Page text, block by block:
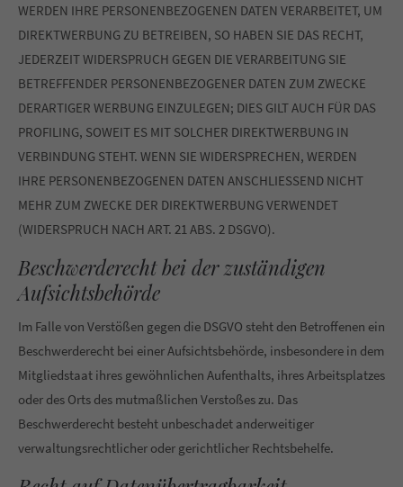
WERDEN IHRE PERSONENBEZOGENEN DATEN VERARBEITET, UM
DIREKTWERBUNG ZU BETREIBEN, SO HABEN SIE DAS RECHT,
JEDERZEIT WIDERSPRUCH GEGEN DIE VERARBEITUNG SIE
BETREFFENDER PERSONENBEZOGENER DATEN ZUM ZWECKE
DERARTIGER WERBUNG EINZULEGEN; DIES GILT AUCH FÜR DAS
PROFILING, SOWEIT ES MIT SOLCHER DIREKTWERBUNG IN
VERBINDUNG STEHT. WENN SIE WIDERSPRECHEN, WERDEN
IHRE PERSONENBEZOGENEN DATEN ANSCHLIESSEND NICHT
MEHR ZUM ZWECKE DER DIREKTWERBUNG VERWENDET
(WIDERSPRUCH NACH ART. 21 ABS. 2 DSGVO).
Beschwerde­recht bei der zuständigen
Aufsichts­behörde
Im Falle von Verstößen gegen die DSGVO steht den Betroffenen ein
Beschwerderecht bei einer Aufsichtsbehörde, insbesondere in dem
Mitgliedstaat ihres gewöhnlichen Aufenthalts, ihres Arbeitsplatzes
oder des Orts des mutmaßlichen Verstoßes zu. Das
Beschwerderecht besteht unbeschadet anderweitiger
verwaltungsrechtlicher oder gerichtlicher Rechtsbehelfe.